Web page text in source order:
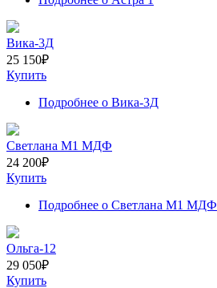
Вика-3Д
25 150₽
Купить
Подробнее о Вика-3Д
Светлана M1 МДФ
24 200₽
Купить
Подробнее о Светлана M1 МДФ
Ольга-12
29 050₽
Купить